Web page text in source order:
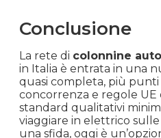
Conclusione
La rete di colonnine
in Italia è entrata in una
quasi completa, più punti
concorrenza e regole
standard qualitativi
viaggiare in elettrico
una sfida, oggi è